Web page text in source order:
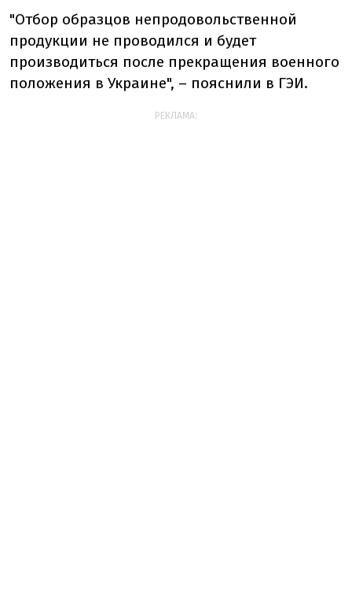
"Отбор образцов непродовольственной
продукции не проводился и будет
производиться после прекращения военного
положения в Украине", – пояснили в ГЭИ.
РЕКЛАМА: